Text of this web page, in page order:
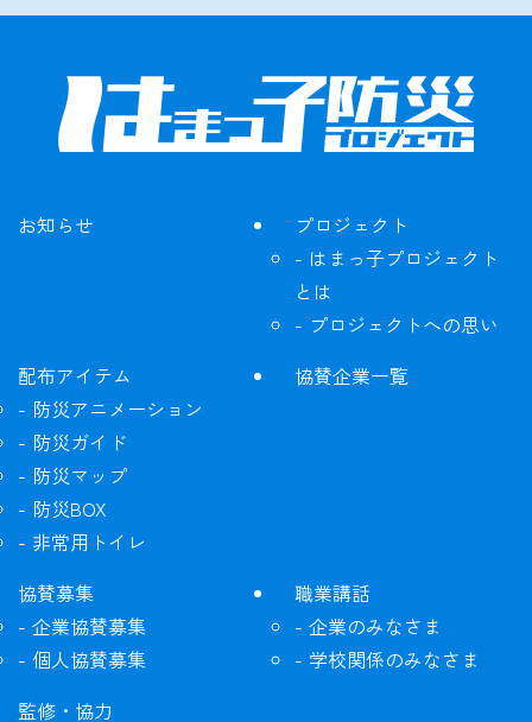
お知らせ
プロジェクト
はまっ子プロジェクト
とは
プロジェクトへの思い
配布アイテム
防災アニメーション
防災ガイド
防災マップ
防災BOX
非常用トイレ
協賛企業一覧
協賛募集
企業協賛募集
個人協賛募集
職業講話
企業のみなさま
学校関係のみなさま
監修・協力